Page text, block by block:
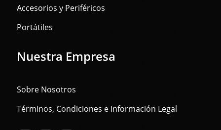
Accesorios y Periféricos
Portátiles
Nuestra Empresa
Sobre Nosotros
Términos, Condiciones e Información Legal